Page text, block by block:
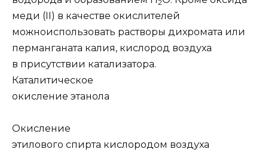
2
меди (II) в качестве окислителей
можноиспользовать растворы дихромата или
перманганата калия, кислород воздуха
в присутствии катализатора.
Каталитическое
окисление этанола
Окисление
этилового спирта кислородом воздуха